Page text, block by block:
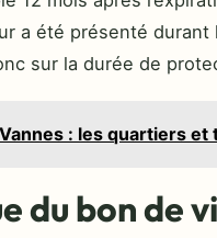
a été présenté durant
sur la durée de
: les quartiers
du bon de